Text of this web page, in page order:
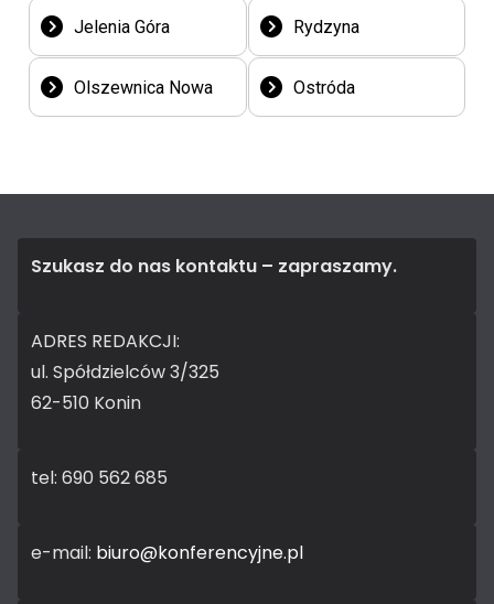
Jelenia Góra Rydzyna
Olszewnica Nowa Ostróda
Szukasz do nas kontaktu – zapraszamy.
ADRES REDAKCJI:
ul. Spółdzielców 3/325
62-510 Konin
tel: 690 562 685
e-mail: biuro@konferencyjne.pl